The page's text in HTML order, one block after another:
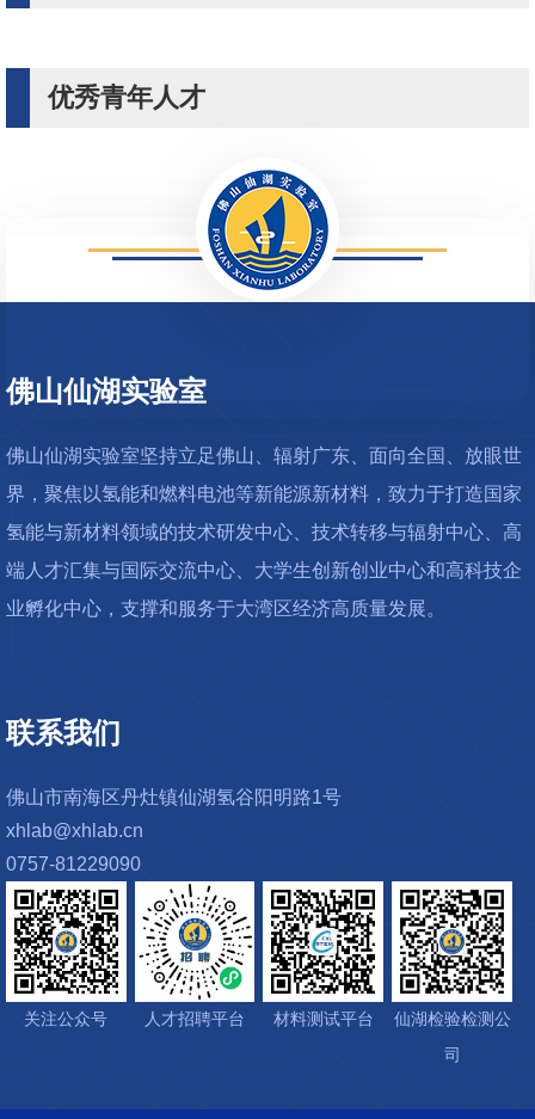
优秀青年人才
佛山仙湖实验室
佛山仙湖实验室坚持立足佛山、辐射广东、面向全国、放眼世
界，聚焦以氢能和燃料电池等新能源新材料，致力于打造国家
氢能与新材料领域的技术研发中心、技术转移与辐射中心、高
端人才汇集与国际交流中心、大学生创新创业中心和高科技企
业孵化中心，支撑和服务于大湾区经济高质量发展。
联系我们
佛山市南海区丹灶镇仙湖氢谷阳明路1号
xhlab@xhlab.cn
0757-81229090
关注公众号 人才招聘平台 材料测试平台
仙湖检验检测公
司